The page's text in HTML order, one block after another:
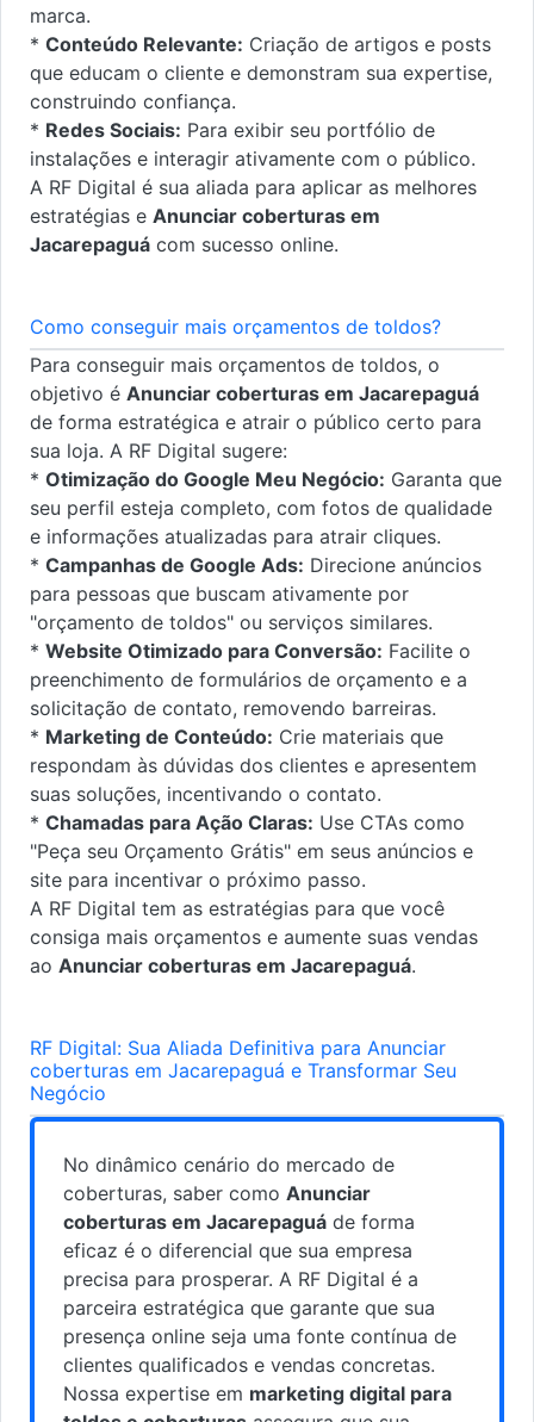
marca.
* Conteúdo Relevante: Criação de artigos e posts
que educam o cliente e demonstram sua expertise,
construindo confiança.
* Redes Sociais: Para exibir seu portfólio de
instalações e interagir ativamente com o público.
A RF Digital é sua aliada para aplicar as melhores
estratégias e Anunciar coberturas em
Jacarepaguá com sucesso online.
Como conseguir mais orçamentos de toldos?
Para conseguir mais orçamentos de toldos, o
objetivo é Anunciar coberturas em Jacarepaguá
de forma estratégica e atrair o público certo para
sua loja. A RF Digital sugere:
* Otimização do Google Meu Negócio: Garanta que
seu perfil esteja completo, com fotos de qualidade
e informações atualizadas para atrair cliques.
* Campanhas de Google Ads: Direcione anúncios
para pessoas que buscam ativamente por
"orçamento de toldos" ou serviços similares.
* Website Otimizado para Conversão: Facilite o
preenchimento de formulários de orçamento e a
solicitação de contato, removendo barreiras.
* Marketing de Conteúdo: Crie materiais que
respondam às dúvidas dos clientes e apresentem
suas soluções, incentivando o contato.
* Chamadas para Ação Claras: Use CTAs como
"Peça seu Orçamento Grátis" em seus anúncios e
site para incentivar o próximo passo.
A RF Digital tem as estratégias para que você
consiga mais orçamentos e aumente suas vendas
ao Anunciar coberturas em Jacarepaguá.
RF Digital: Sua Aliada Definitiva para Anunciar
coberturas em Jacarepaguá e Transformar Seu
Negócio
No dinâmico cenário do mercado de
coberturas, saber como Anunciar
coberturas em Jacarepaguá de forma
eficaz é o diferencial que sua empresa
precisa para prosperar. A RF Digital é a
parceira estratégica que garante que sua
presença online seja uma fonte contínua de
clientes qualificados e vendas concretas.
Nossa expertise em marketing digital para